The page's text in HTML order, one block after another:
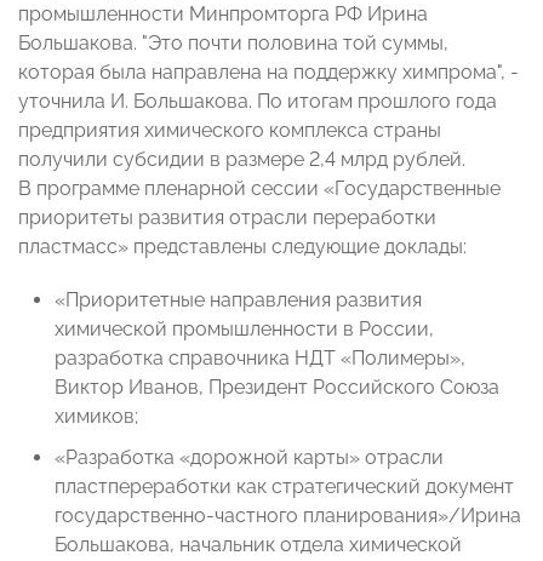
промышленности Минпромторга РФ Ирина
Большакова. "Это почти половина той суммы,
которая была направлена на поддержку химпрома", -
уточнила И. Большакова. По итогам прошлого года
предприятия химического комплекса страны
получили субсидии в размере 2,4 млрд рублей.
В программе пленарной сессии «Государственные
приоритеты развития отрасли переработки
пластмасс» представлены следующие доклады:
«Приоритетные направления развития
химической промышленности в России,
разработка справочника НДТ «Полимеры»,
Виктор Иванов, Президент Российского Союза
химиков;
«Разработка «дорожной карты» отрасли
пластпереработки как стратегический документ
государственно-частного планирования»/Ирина
Большакова, начальник отдела химической